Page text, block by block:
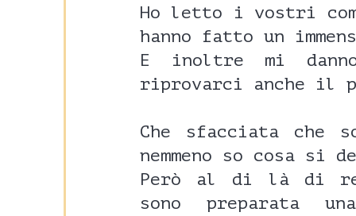
Ho letto i vostri
hanno fatto un
E inoltre mi
riprovarci anche il
Che sfacciata che
nemmeno so cosa si
Però al di là di
sono preparata